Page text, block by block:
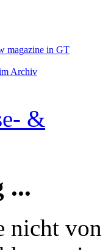
magazine in GT
Archiv
...
nicht